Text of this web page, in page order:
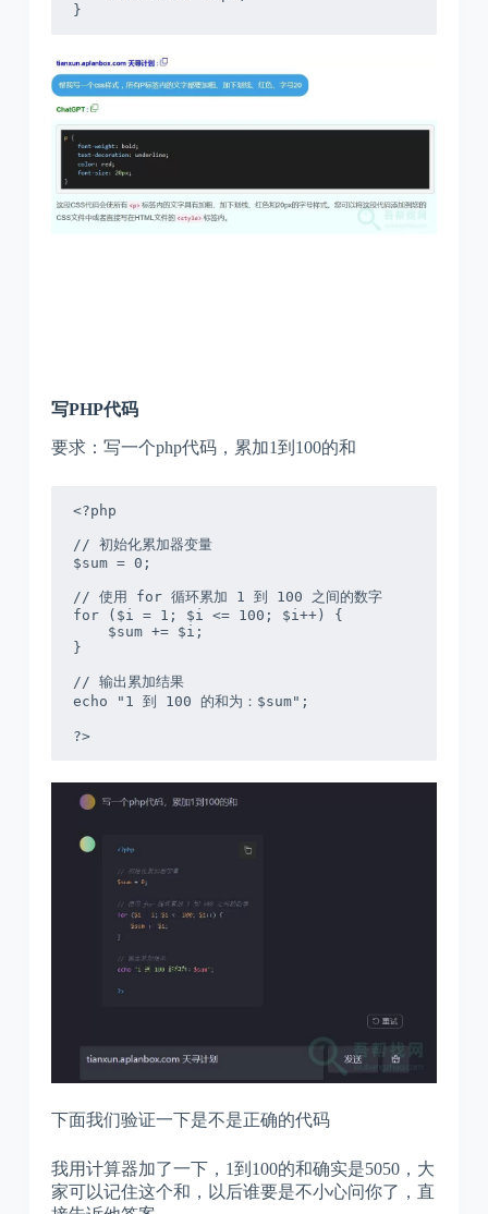
}
写PHP代码
要求：写一个php代码，累加1到100的和
<?php
// 初始化累加器变量
$sum = 0;
// 使用 for 循环累加 1 到 100 之间的数字
for ($i = 1; $i <= 100; $i++) {
}
// 输出累加结果
echo "1 到 100 的和为：$sum";
?>
下面我们验证一下是不是正确的代码
我用计算器加了一下，1到100的和确实是5050，大
家可以记住这个和，以后谁要是不小心问你了，直